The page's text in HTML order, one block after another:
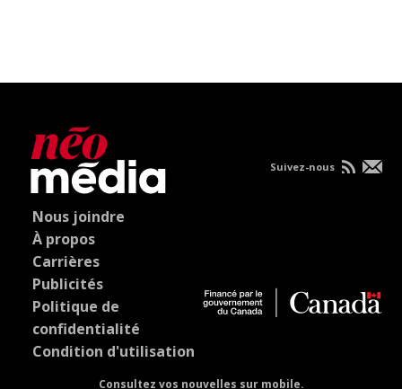
Nous joindre
À propos
Carrières
Publicités
Politique de
confidentialité
Condition d'utilisation
Consultez vos nouvelles sur mobile.
Suivez-nous